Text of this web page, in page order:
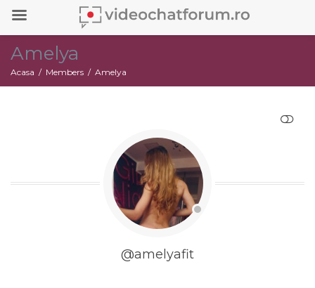
Amelya
Acasa Members Amelya
@amelyafit